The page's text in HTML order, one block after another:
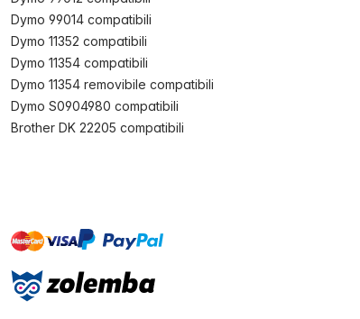
Dymo 99014 compatibili
Dymo 11352 compatibili
Dymo 11354 compatibili
Dymo 11354 removibile compatibili
Dymo S0904980 compatibili
Brother DK 22205 compatibili
mastervisa paypal